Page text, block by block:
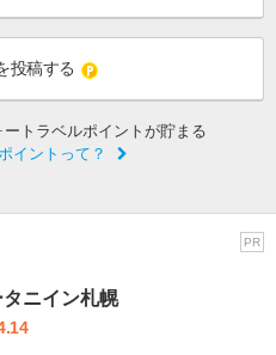
投稿する
トラベルポイントが貯まる
イントって？
PR
ニイン札幌